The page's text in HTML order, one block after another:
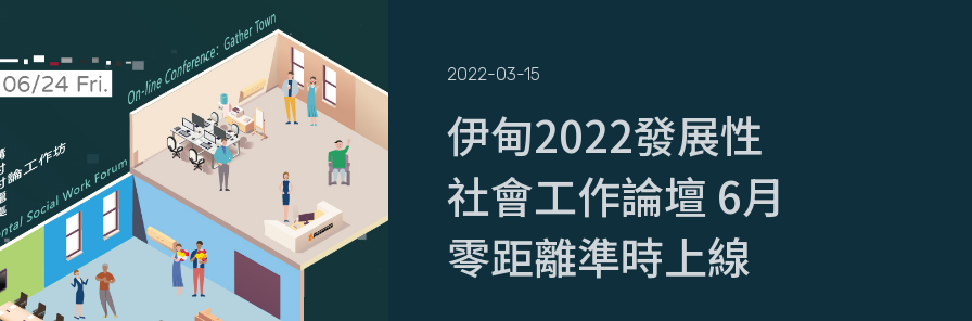
2022-03-15
伊甸2022發展性
社會工作論壇 6月
零距離準時上線